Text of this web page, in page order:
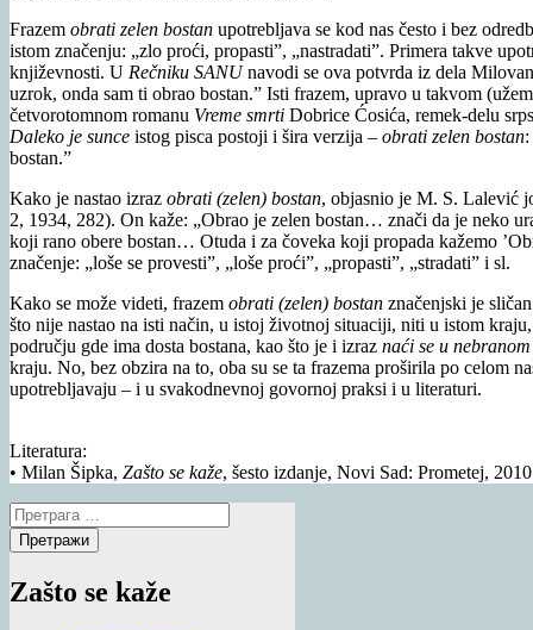
Frazem obrati zelen bostan upotrebljava se kod nas često i bez
istom značenju: „zlo proći, propasti”, „nastradati”. Primera takve
književnosti. U Rečniku SANUnavodi se ova potvrda iz dela
uzrok, onda sam ti obrao bostan.” Isti frazem, upravo u takvom
četvorotomnom romanu Vreme smrti Dobrice Ćosića, remek-delu
Daleko je sunce istog pisca postoji i šira verzija – obrati zelen bostan
bostan.”
Kako je nastao izraz obrati (zelen) bostan, objasnio je M. S. Lalević
2, 1934, 282). On kaže: „Obrao je zelen bostan… znači da je neko
koji rano obere bostan… Otuda i za čoveka koji propada kažemo
značenje: „loše se provesti”, „loše proći”, „propasti”, „stradati” i sl.
Kako se može videti, frazem obrati (zelen) bostan značenjski je
što nije nastao na isti način, u istoj životnoj situaciji, niti u istom
području gde ima dosta bostana, kao što je i izraz naći se u
kraju. No, bez obzira na to, oba su se ta frazema proširila po celom
upotrebljavaju – i u svakodnevnoj govornoj praksi i u literaturi.
Literatura:
• Milan Šipka, Zašto se kaže, šesto izdanje, Novi Sad: Prometej, 2010
Претрага
за:
Zašto se kaže